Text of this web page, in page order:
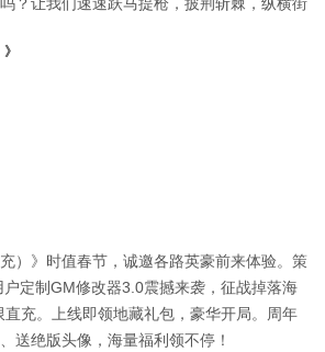
）》时值春节，诚邀各路英豪前来体验。策
定制GM修改器3.0震撼来袭，征战掉落海
直充。上线即领地藏礼包，豪华开局。周年
送绝版头像，海量福利领不停！